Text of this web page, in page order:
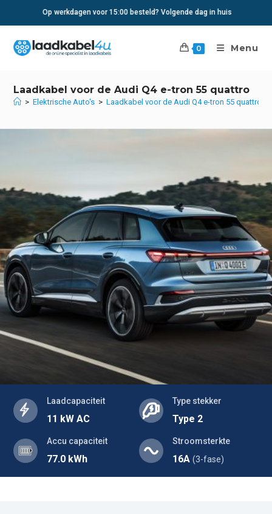
Op werkdagen voor 15:00 besteld? Volgende dag in huis
0 Menu
Laadkabel voor de Audi Q4 e-tron 55 quattro
> Elektrische Auto's > Laadkabel voor de Audi Q4 e-tron 55 quattro
Laadcapaciteit
11 kW AC
Type stekker
Type 2
Accu capaciteit
77.0 kWh
Stroomsterkte
16A (3-fase)